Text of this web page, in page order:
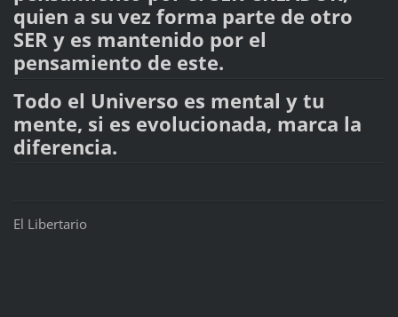
quien a su vez forma parte de otro
SER y es mantenido por el
pensamiento de este.
Todo el Universo es mental y tu
mente, si es evolucionada, marca la
diferencia.
El Libertario